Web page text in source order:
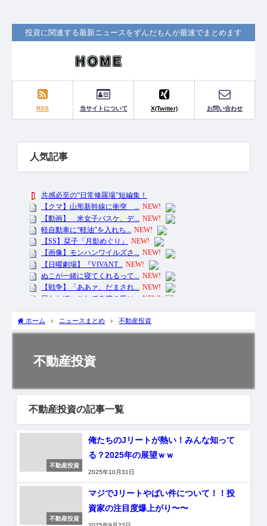
投資に関連する最新ニュースをずんだもんが最速でまとめます
RSS 当サイトについて X(Twitter) お問い合わせ
人気記事
ホーム ニュースまとめ 不動産投資
不動産投資
不動産投資の記事一覧
不動産投資
俺たちのJリートが熱い！みんな知って
る？2025年の展望ｗｗ
2025年10月31日
不動産投資
マジでJリートやばい件について！！投
資家の注目度爆上がり〜〜